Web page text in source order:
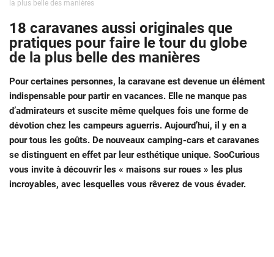
la plus belle des manières
18 caravanes aussi originales que
pratiques pour faire le tour du globe
de la plus belle des manières
Pour certaines personnes, la caravane est devenue un élément
indispensable pour partir en vacances. Elle ne manque pas
d’admirateurs et suscite même quelques fois une forme de
dévotion chez les campeurs aguerris. Aujourd’hui, il y en a
pour tous les goûts. De nouveaux camping-cars et caravanes
se distinguent en effet par leur esthétique unique. SooCurious
vous invite à découvrir les « maisons sur roues » les plus
incroyables, avec lesquelles vous rêverez de vous évader.